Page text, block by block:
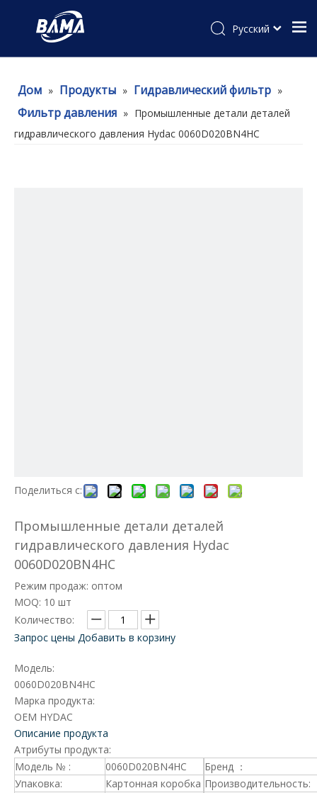
Pусский
Дом » Продукты » Гидравлический фильтр »
Фильтр давления » Промышленные детали деталей
гидравлического давления Hydac 0060D020BN4HC
Поделиться с:
Промышленные детали деталей
гидравлического давления Hydac
0060D020BN4HC
Режим продаж: оптом
MOQ: 10 шт
Количество:
Запрос цены Добавить в корзину
Модель:
0060D020BN4HC
Марка продукта:
OEM HYDAC
Описание продукта
Атрибуты продукта:
Модель № :
0060D020BN4HC
Бренд ：
Упаковка:
Картонная коробка Производительность: